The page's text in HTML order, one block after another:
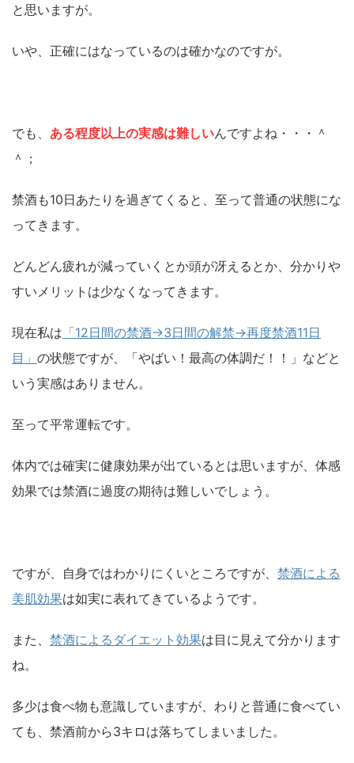
と思いますが。
いや、正確にはなっているのは確かなのですが。
でも、 ある程度以上の実感は難しいんですよね・・・＾
＾；
禁酒も10日あたりを過ぎてくると、至って普通の状態にな
ってきます。
どんどん疲れが減っていくとか頭が冴えるとか、分かりや
すいメリットは少なくなってきます。
現在私は 「12日間の禁酒→3日間の解禁→再度禁酒11日
目」 の状態ですが、「やばい！最高の体調だ！！」などと
いう実感はありません。
至って平常運転です。
体内では確実に健康効果が出ているとは思いますが、体感
効果では禁酒に過度の期待は難しいでしょう。
ですが、自身ではわかりにくいところですが、 禁酒による
美肌効果は如実に表れてきているようです。
また、 禁酒によるダイエット効果は目に見えて分かります
ね。
多少は食べ物も意識していますが、わりと普通に食べてい
ても、禁酒前から3キロは落ちてしまいました。